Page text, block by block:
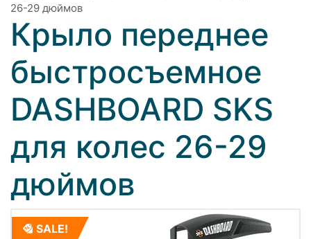
26-29 дюймов
Крыло переднее
быстросъемное
DASHBOARD SKS
для колес 26-29
дюймов
SALE!